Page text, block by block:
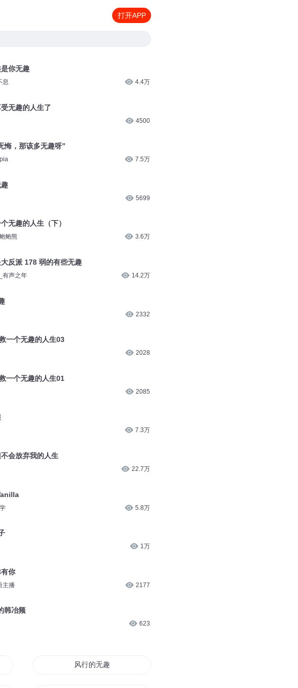
打开APP
你无趣
息 4.4万
无趣的人生了
4500
悔，那该多无趣呀”
7.5万
5699
无趣的人生（下）
鲍熊 3.6万
反派 178 弱的有些无趣
有声之年 14.2万
2332
一个无趣的人生03
2028
一个无趣的人生01
2085
7.3万
会放弃我的人生
22.7万
5.8万
1万
你
主播 2177
韩冶频
623
风行的无趣生活